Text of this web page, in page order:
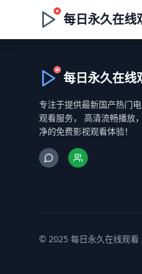
每日永久在线
每日永久在线
专注于提供最新国产热门
观看服务， 高清流畅播放
净的免费影视观看体验！
© 2025 每日永久在线观看